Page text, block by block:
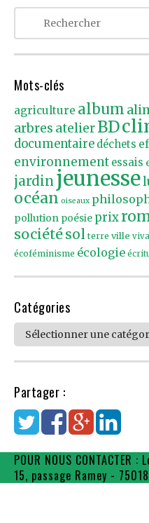
Mots-clés
agriculture album
arbres atelierBD
documentaire déchets
environnement essais
jardin jeunesse
océan oiseaux
pollution poésie prix
sociétésol terre ville
écoféminisme écologie
Catégories
Catégories
Partager :
POUR NOUS
15, passage Ramey -